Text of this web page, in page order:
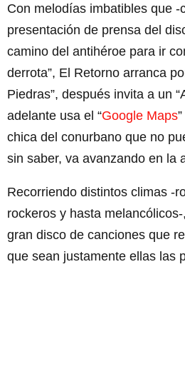
Con melodías imbatibles que -
presentación de prensa del
camino del antihéroe para ir
derrota”, El Retorno arranca
Piedras”, después invita a un
adelante usa el “Google Maps
chica del conurbano que no
sin saber, va avanzando en la
Recorriendo distintos climas -
rockeros y hasta
gran disco de canciones que
que sean justamente ellas las